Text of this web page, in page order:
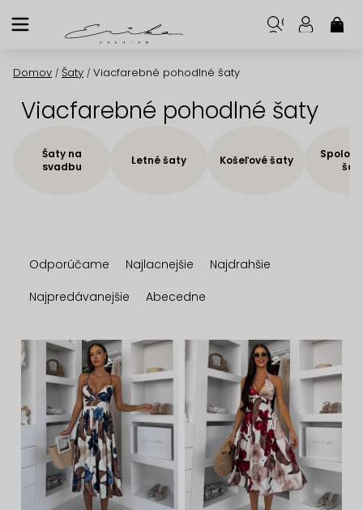
na
Domov / Šaty / Viacfarebné pohodlné šaty
Viacfarebné pohodlné šaty
Šaty na
svadbu
Letné šaty Košeľové šaty
a
d
n
i
e
p
r
o
Odporúčame Najlacnejšie
Najdrahšie
Najpredávanejšie
Abecedne
V
ý
p
i
s
p